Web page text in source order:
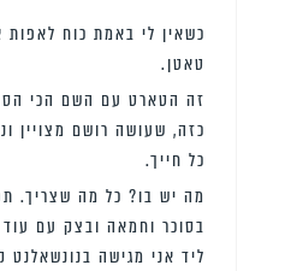
כשאין לי באמת כוח לאפות
טאטן.
זה הטארט עם השם הכי
כזה, שעושה רושם מצויין
כל חייך.
מה יש בו? כל מה שצריך.
בסוכר וחמאה ובצק עם
ליד אני מגישה